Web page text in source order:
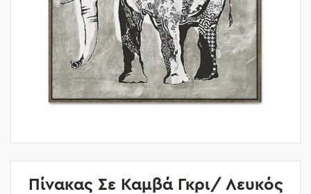
Πίνακας Σε Καμβά Γκρι/ Λευκός